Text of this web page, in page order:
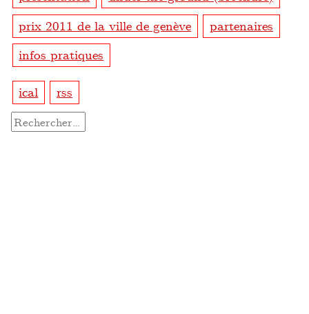
prix 2011 de la ville de genève
partenaires
infos pratiques
ical rss
Rechercher :